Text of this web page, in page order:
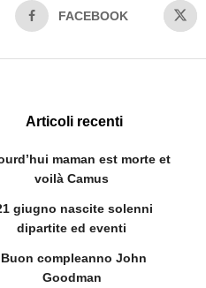
FACEBOOK
Articoli recenti
maman est morte et
voilà Camus
giugno nascite solenni
dipartite ed eventi
Buon compleanno John
Goodman